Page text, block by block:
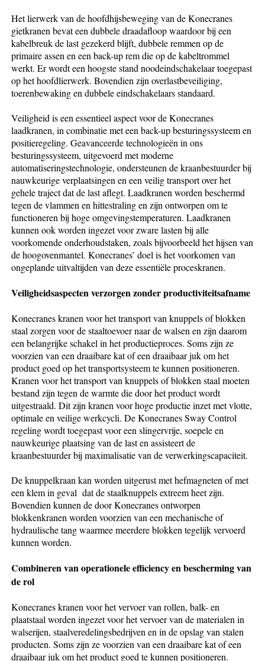
Het lierwerk van de hoofdhijsbeweging van de Konecranes
gietkranen bevat een dubbele draadafloop waardoor bij een
kabelbreuk de last gezekerd blijft, dubbele remmen op de
primaire assen en een back-up rem die op de kabeltrommel
werkt. Er wordt een hoogste stand noodeindschakelaar toegepast
op het hoofdlierwerk. Bovendien zijn overlastbeveiliging,
toerenbewaking en dubbele eindschakelaars standaard.
Veiligheid is een essentieel aspect voor de Konecranes
laadkranen, in combinatie met een back-up besturingssysteem en
positieregeling. Geavanceerde technologieën in ons
besturingssysteem, uitgevoerd met moderne
automatiseringstechnologie, ondersteunen de kraanbestuurder bij
nauwkeurige verplaatsingen en een veilig transport over het
gehele traject dat de last aflegt. Laadkranen worden beschermd
tegen de vlammen en hittestraling en zijn ontworpen om te
functioneren bij hoge omgevingstemperaturen. Laadkranen
kunnen ook worden ingezet voor zware lasten bij alle
voorkomende onderhoudstaken, zoals bijvoorbeeld het hijsen van
de hoogovenmantel. Konecranes’ doel is het voorkomen van
ongeplande uitvaltijden van deze essentiële proceskranen.
Veiligheidsaspecten verzorgen zonder productiviteitsafname
Konecranes kranen voor het transport van knuppels of blokken
staal zorgen voor de staaltoevoer naar de walsen en zijn daarom
een belangrijke schakel in het productieproces. Soms zijn ze
voorzien van een draaibare kat of een draaibaar juk om het
product goed op het transportsysteem te kunnen positioneren.
Kranen voor het transport van knuppels of blokken staal moeten
bestand zijn tegen de warmte die door het product wordt
uitgestraald. Dit zijn kranen voor hoge productie inzet met vlotte,
optimale en veilige werkcycli. De Konecranes Sway Control
regeling wordt toegepast voor een slingervrije, soepele en
nauwkeurige plaatsing van de last en assisteert de
kraanbestuurder bij maximalisatie van de verwerkingscapaciteit.
De knuppelkraan kan worden uitgerust met hefmagneten of met
een klem in geval dat de staalknuppels extreem heet zijn.
Bovendien kunnen de door Konecranes ontworpen
blokkenkranen worden voorzien van een mechanische of
hydraulische tang waarmee meerdere blokken tegelijk vervoerd
kunnen worden.
Combineren van operationele efficiency en bescherming van
de rol
Konecranes kranen voor het vervoer van rollen, balk- en
plaatstaal worden ingezet voor het vervoer van de materialen in
walserijen, staalveredelingsbedrijven en in de opslag van stalen
producten. Soms zijn ze voorzien van een draaibare kat of een
draaibaar juk om het product goed te kunnen positioneren.